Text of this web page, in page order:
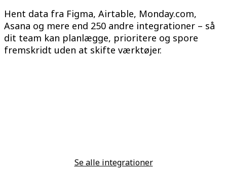
Hent data fra Figma, Airtable, Monday.com,
Asana og mere end 250 andre integrationer – så
dit team kan planlægge, prioritere og spore
fremskridt uden at skifte værktøjer.
Se alle integrationer